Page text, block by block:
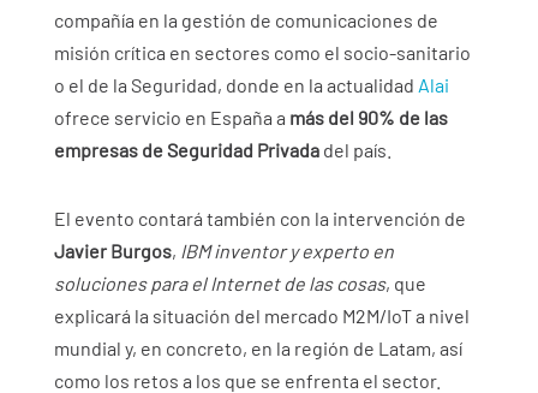
compañía en la gestión de comunicaciones de
misión crítica en sectores como el socio-sanitario
o el de la Seguridad, donde en la actualidad Alai
ofrece servicio en España a más del 90% de las
empresas de Seguridad Privadadel país.
El evento contará también con la intervención de
Javier Burgos, IBM inventor y experto en
soluciones para el Internet de las cosas, que
explicará la situación del mercado M2M/IoT a nivel
mundial y, en concreto, en la región de Latam, así
como los retos a los que se enfrenta el sector.